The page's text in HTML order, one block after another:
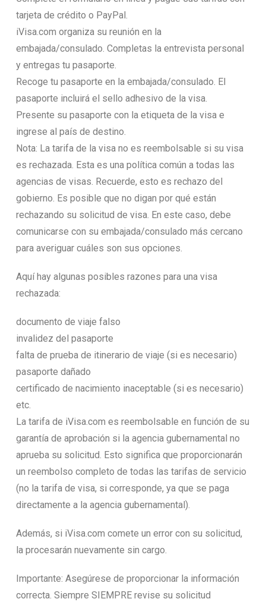
tarjeta de crédito o PayPal.
iVisa.com organiza su reunión en la
embajada/consulado. Completas la entrevista personal
y entregas tu pasaporte.
Recoge tu pasaporte en la embajada/consulado. El
pasaporte incluirá el sello adhesivo de la visa.
Presente su pasaporte con la etiqueta de la visa e
ingrese al país de destino.
Nota: La tarifa de la visa no es reembolsable si su visa
es rechazada. Esta es una política común a todas las
agencias de visas. Recuerde, esto es rechazo del
gobierno. Es posible que no digan por qué están
rechazando su solicitud de visa. En este caso, debe
comunicarse con su embajada/consulado más cercano
para averiguar cuáles son sus opciones.
Aquí hay algunas posibles razones para una visa
rechazada:
documento de viaje falso
invalidez del pasaporte
falta de prueba de itinerario de viaje (si es necesario)
pasaporte dañado
certificado de nacimiento inaceptable (si es necesario)
etc.
La tarifa de iVisa.com es reembolsable en función de su
garantía de aprobación si la agencia gubernamental no
aprueba su solicitud. Esto significa que proporcionarán
un reembolso completo de todas las tarifas de servicio
(no la tarifa de visa, si corresponde, ya que se paga
directamente a la agencia gubernamental).
Además, si iVisa.com comete un error con su solicitud,
la procesarán nuevamente sin cargo.
Importante: Asegúrese de proporcionar la información
correcta. Siempre SIEMPRE revise su solicitud